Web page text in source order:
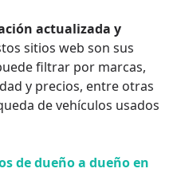
actualizada y
sitios web son sus
filtrar por marcas,
y precios, entre otras
de vehículos usados
de dueño a dueño en